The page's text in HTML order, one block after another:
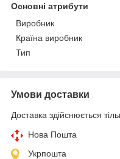
Основні атрибути
Виробник
Країна виробник
Тип
Умови доставки
Доставка здійснюється
Нова Пошта
Укрпошта